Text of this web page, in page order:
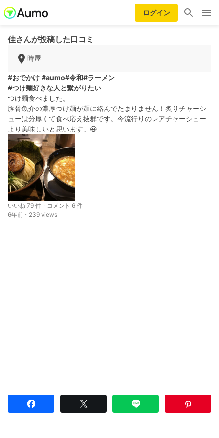
ログイン
佳さんが投稿した口コミ
時屋
#おでかけ #aumo#令和#ラーメン
#つけ麺好きな人と繋がりたい
つけ麺食べました。
豚骨魚介の濃厚つけ麺が麺に絡んでたまりません！炙りチャーシ
ューは分厚くて食べ応え抜群です。今流行りのレアチャーシュー
より美味しいと思います。😃
いいね 79 件・コメント 6 件
6年前・239 views